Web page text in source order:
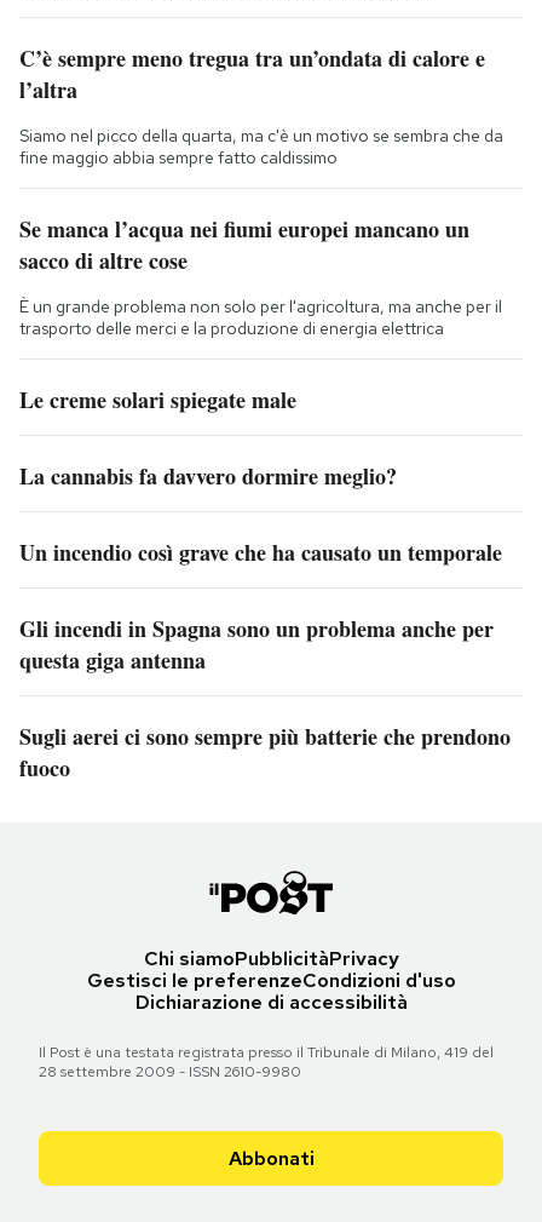
C’è sempre meno tregua tra un’ondata di calore e
l’altra
Siamo nel picco della quarta, ma c'è un motivo se sembra che da
fine maggio abbia sempre fatto caldissimo
Se manca l’acqua nei fiumi europei mancano un
sacco di altre cose
È un grande problema non solo per l'agricoltura, ma anche per il
trasporto delle merci e la produzione di energia elettrica
Le creme solari spiegate male
La cannabis fa davvero dormire meglio?
Un incendio così grave che ha causato un temporale
Gli incendi in Spagna sono un problema anche per
questa giga antenna
Sugli aerei ci sono sempre più batterie che prendono
fuoco
Chi siamoPubblicitàPrivacy
Gestisci le preferenzeCondizioni d'uso
Dichiarazione di accessibilità
Il Post è una testata registrata presso il Tribunale di Milano, 419 del
28 settembre 2009 - ISSN 2610-9980
Abbonati